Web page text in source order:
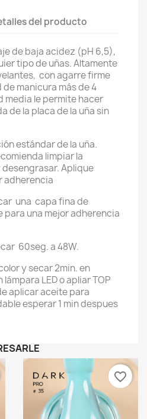
del producto
de baja acidez (pH 6,5),
tipo de uñas. Altamente
con agarre firme
manicura más de 4
media le permite hacer
de la placa de la uña sin
estándar de la uña.
limpiar la
Aplique
adherencia
una capa fina de
una mejor adherencia
60seg. a 48W.
y secar 2min. en
LED o apliar TOP
aplicar aceite para
esperar 1 min despues
favorite_border